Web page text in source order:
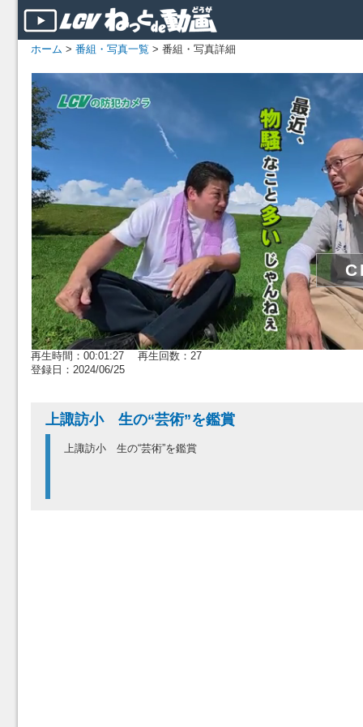
ホーム > 番組・写真一覧 > 番組・写真詳細
再生時間：00:01:27 再生回数：27
登録日：2024/06/25
上諏訪小 生の“芸術”を鑑賞
上諏訪小 生の“芸術”を鑑賞